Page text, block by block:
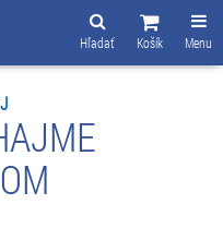
Menu
Košík
Hľadať